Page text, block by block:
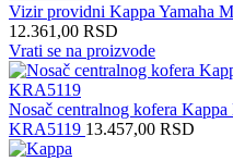
Vizir providni Kappa Yamaha
12.361,00 RSD
Vrati se na proizvode
Nosač centralnog kofera
KRA5119 13.457,00 RSD